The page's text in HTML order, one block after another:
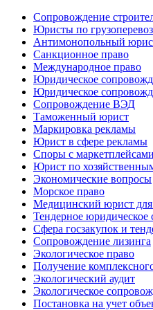
Сопровождение
Юристы по
Антимонопольный
Санкционное право
Международное право
Юридическое
Юридическое
Сопровождение ВЭД
Таможенный юрист
Маркировка рекламы
Юрист в сфере рекламы
Споры с маркетплейсами
Юрист по
Экономические вопросы
Морское право
Медицинский юрист
Тендерное юридическое
Сфера госзакупок и
Сопровождение лизинга
Экологическое право
Получение
Экологический аудит
Экологическое
Постановка на учет